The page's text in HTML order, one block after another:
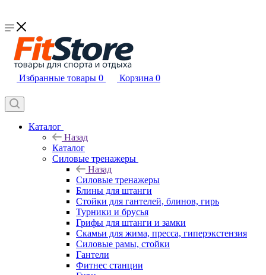
Избранные товары 0 Корзина 0
Каталог
Назад
Каталог
Силовые тренажеры
Назад
Силовые тренажеры
Блины для штанги
Стойки для гантелей, блинов, гирь
Турники и брусья
Грифы для штанги и замки
Скамьи для жима, пресса, гиперэкстензия
Силовые рамы, стойки
Гантели
Фитнес станции